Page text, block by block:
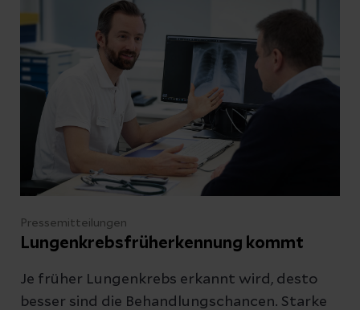
Pressemitteilungen
Lungenkrebsfrüherkennung kommt
Je früher Lungenkrebs erkannt wird, desto
besser sind die Behandlungschancen. Starke